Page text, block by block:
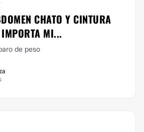
CHATO Y CINTURA
MI...
de peso